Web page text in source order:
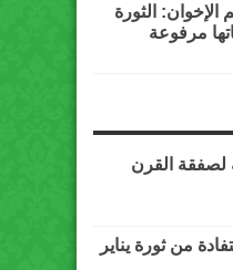
الإخوان: الثورة
مرفوعة
لصفقة القرن